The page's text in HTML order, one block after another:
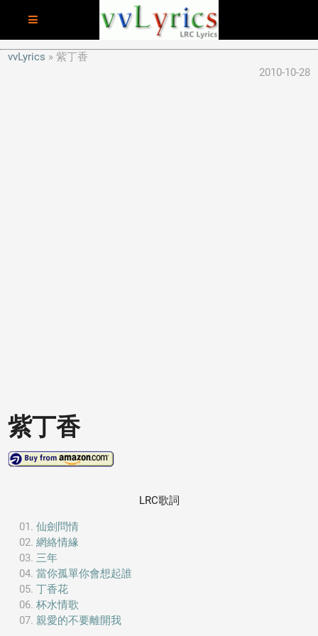
vvLyrics
紫丁香
2010-10-28
紫丁香
LRC歌詞
仙劍問情
網絡情緣
三年
當你孤單你會想起誰
丁香花
杯水情歌
親愛的不要離開我